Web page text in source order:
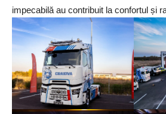
impecabilă au contribuit la confortul și